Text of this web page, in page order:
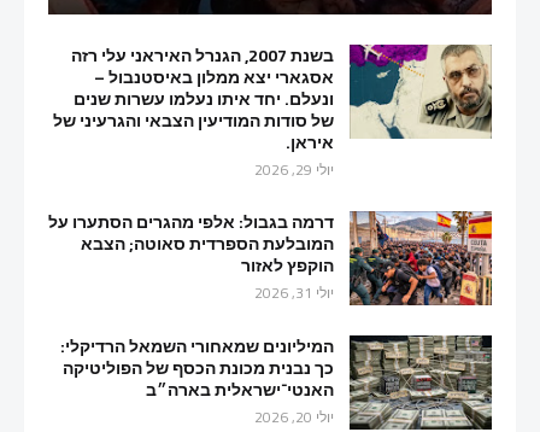
בשנת 2007, הגנרל האיראני עלי רזה
אסגארי יצא ממלון באיסטנבול –
ונעלם. יחד איתו נעלמו עשרות שנים
של סודות המודיעין הצבאי והגרעיני של
איראן.
יולי 29, 2026
דרמה בגבול: אלפי מהגרים הסתערו על
המובלעת הספרדית סאוטה; הצבא
הוקפץ לאזור
יולי 31, 2026
המיליונים שמאחורי השמאל הרדיקלי:
כך נבנית מכונת הכסף של הפוליטיקה
האנטי־ישראלית בארה״ב
יולי 20, 2026